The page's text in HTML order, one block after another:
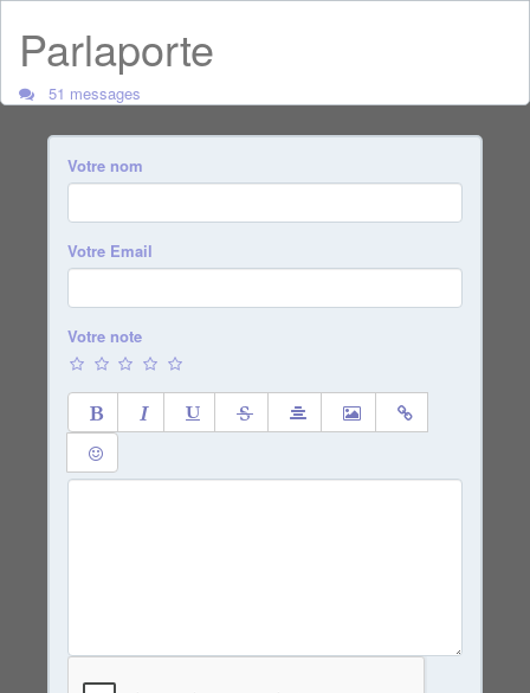
Parlaporte
51 messages
Votre nom
Votre Email
Votre note